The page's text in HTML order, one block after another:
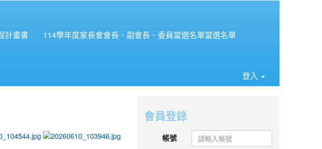
計畫書
114學年度家長會會長、副會長、委員當選名單當選名單
登入
photo-4532 photo-4530
會員登錄
帳號